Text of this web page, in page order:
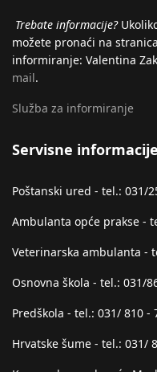
Trebate informacije?
možete pronaći na
informiranje: Valentina
mail.
Služba za informiranje
Servisne informacije
Poštanski ured - tel.: 031/
Ambulanta opće prakse -
Veterinarska ambulanta -
Osnovna škola - tel.: 031/
Predškola - tel.: 031/ 810 -
Hrvatske šume - tel.: 031/